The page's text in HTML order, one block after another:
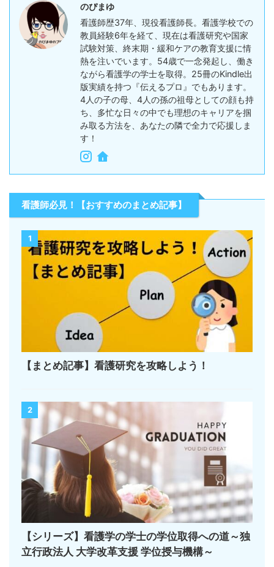
のぴまゆ
看護師歴37年、現役看護師長。看護学校での
教員経験6年を経て、現在は看護研究や国家
試験対策、終末期・緩和ケアの教育支援に情
熱を注いでいます。54歳で一念発起し、働き
ながら看護学の学士を取得。25冊のKindle出
版実績を持つ『伝えるプロ』でもあります。
4人の子の母、4人の孫の祖母としての顔も持
ち、多忙な日々の中でも理想のキャリアを掴
み取る方法を、あなたの隣で全力で応援しま
す！
看護師必見！【おすすめのまとめ記事】
1
【まとめ記事】看護研究を攻略しよう！
2
【シリーズ】看護学の学士の学位取得への道～独
立行政法人 大学改革支援 学位授与機構～